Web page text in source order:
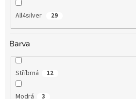
All4silver 29
Barva
Stříbrná 12
Modrá 3